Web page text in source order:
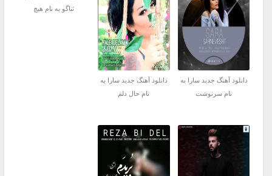
دانلود آهنگ جدید سارا به
نام سرنوشت
دانلود آهنگ جدید سارا به
نام حال دلم
ثناگو به نام هیچ